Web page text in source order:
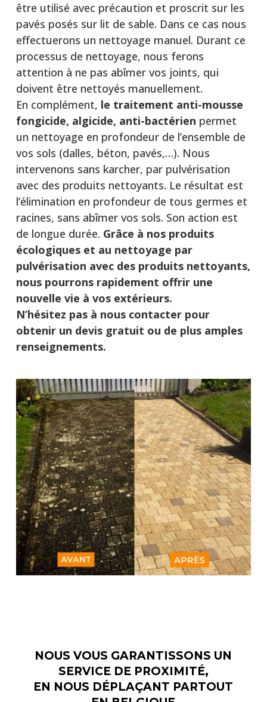
être utilisé avec précaution et proscrit sur les
pavés posés sur lit de sable. Dans ce cas nous
effectuerons un nettoyage manuel. Durant ce
processus de nettoyage, nous ferons
attention à ne pas abîmer vos joints, qui
doivent être nettoyés manuellement.
En complément, le traitement anti-mousse
fongicide, algicide, anti-bactérien permet
un nettoyage en profondeur de l’ensemble de
vos sols (dalles, béton, pavés,…). Nous
intervenons sans karcher, par pulvérisation
avec des produits nettoyants. Le résultat est
l’élimination en profondeur de tous germes et
racines, sans abîmer vos sols. Son action est
de longue durée. Grâce à nos produits
écologiques et au nettoyage par
pulvérisation avec des produits nettoyants,
nous pourrons rapidement offrir une
nouvelle vie à vos extérieurs.
N’hésitez pas à nous contacter pour
obtenir un devis gratuit ou de plus amples
renseignements.
NOUS VOUS GARANTISSONS UN
SERVICE DE PROXIMITÉ,
EN NOUS DÉPLAÇANT PARTOUT